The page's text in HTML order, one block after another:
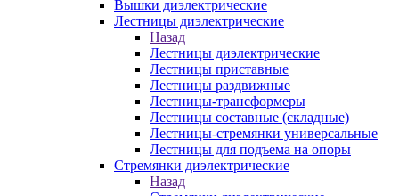
Вышки диэлектрические
Лестницы диэлектрические
Назад
Лестницы диэлектрические
Лестницы приставные
Лестницы раздвижные
Лестницы-трансформеры
Лестницы составные (складные)
Лестницы-стремянки универсальные
Лестницы для подъема на опоры
Стремянки диэлектрические
Назад